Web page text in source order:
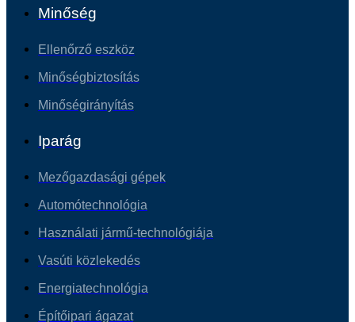
Minőség
Ellenőrző eszköz
Minőségbiztosítás
Minőségirányítás
Iparág
Mezőgazdasági gépek
Automótechnológia
Használati jármű-technológiája
Vasúti közlekedés
Energiatechnológia
Építőipari ágazat